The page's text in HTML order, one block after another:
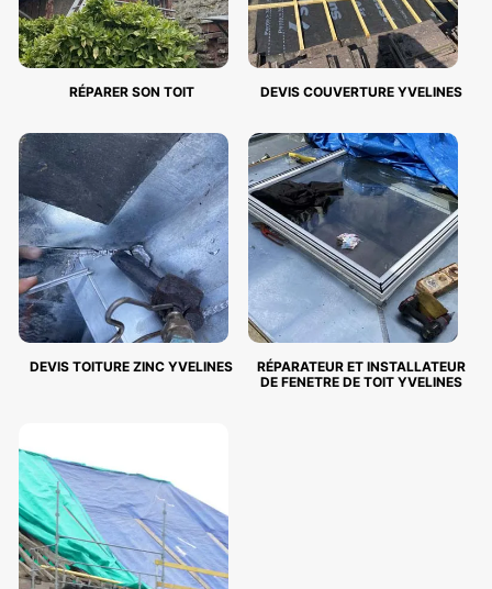
RÉPARER SON TOIT DEVIS COUVERTURE YVELINES
DEVIS TOITURE ZINC YVELINES
RÉPARATEUR ET INSTALLATEUR
DE FENETRE DE TOIT YVELINES